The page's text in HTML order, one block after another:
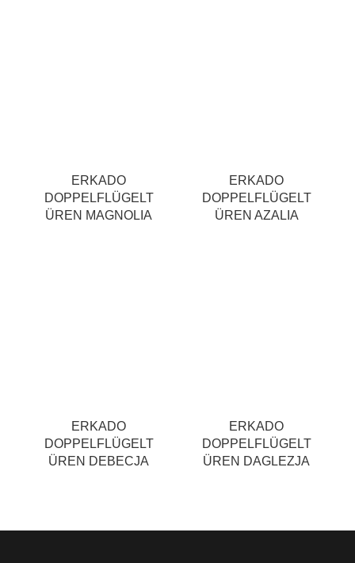
ERKADO
DOPPELFLÜGELT
ÜREN MAGNOLIA
ERKADO
DOPPELFLÜGELT
ÜREN AZALIA
ERKADO
DOPPELFLÜGELT
ÜREN DEBECJA
ERKADO
DOPPELFLÜGELT
ÜREN DAGLEZJA